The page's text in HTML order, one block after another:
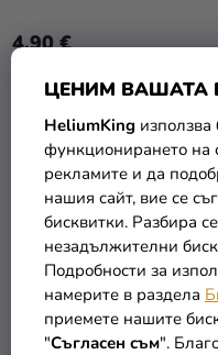
ЦЕНИМ ВАШАТА
HeliumKing
функционирането на
рекламите и да
нашия сайт, вие се
бисквитки. Разбира
незадължителни
Подробности за
намерите в раздела
приемете нашите
"Съгласен съм".
4,90 €
В КОЛИЧКАТА